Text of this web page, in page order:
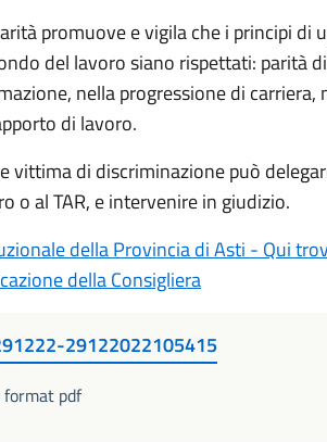
promuove e vigila che i principi di
del lavoro siano rispettati: parità
nella progressione di carriera,
di lavoro.
vittima di discriminazione può
o al TAR, e intervenire in giudizio.
della Provincia di Asti - Qui
della Consigliera
29122022105415
pdf